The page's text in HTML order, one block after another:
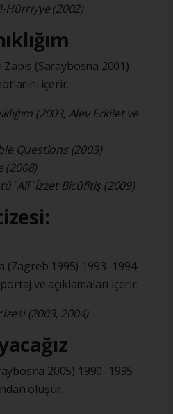
Hürriyye (2002)
(Saraybosna 2001)
içerir.
(2003, Alev Erkilet ve
Questions (2003)
(2008)
ʿAlî ʿİzzet Bîcûfîtiş (2009)
(Zagreb 1995) 1993–1994
ve açıklamaları içerir.
(2003, 2004)
2005) 1990–1995
oluşur.